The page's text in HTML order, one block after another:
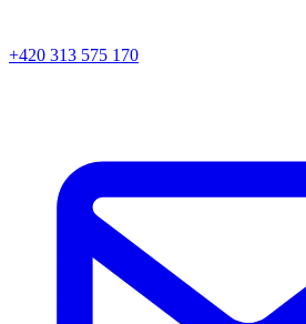
+420 313 575 170